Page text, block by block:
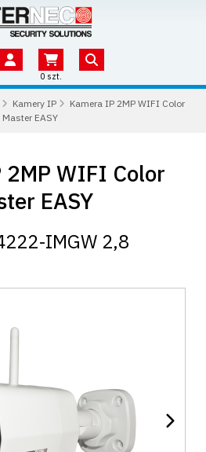
0 szt.
Kamery IP
Kamera IP 2MP WIFI Color
Master EASY
WIFI Color
EASY
IMGW 2,8